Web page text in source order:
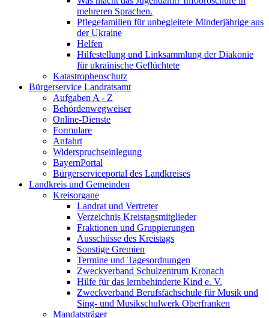
mehreren Sprachen.
Pflegefamilien für unbegleitete Minderjährige aus
der Ukraine
Helfen
Hilfestellung und Linksammlung der Diakonie
für ukrainische Geflüchtete
Katastrophenschutz
Bürgerservice Landratsamt
Aufgaben A - Z
Behördenwegweiser
Online-Dienste
Formulare
Anfahrt
Widerspruchseinlegung
BayernPortal
Bürgerserviceportal des Landkreises
Landkreis und Gemeinden
Kreisorgane
Landrat und Vertreter
Verzeichnis Kreistagsmitglieder
Fraktionen und Gruppierungen
Ausschüsse des Kreistags
Sonstige Gremien
Termine und Tagesordnungen
Zweckverband Schulzentrum Kronach
Hilfe für das lernbehinderte Kind e. V.
Zweckverband Berufsfachschule für Musik und
Sing- und Musikschulwerk Oberfranken
Mandatsträger